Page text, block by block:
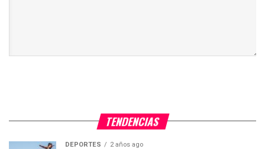
TENDENCIAS
DEPORTES 2 años ago